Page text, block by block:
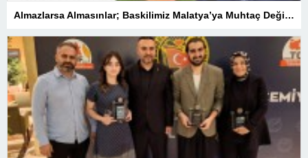
Almazlarsa Almasınlar; Baskilimiz Malatya’ya Muhtaç Değildir